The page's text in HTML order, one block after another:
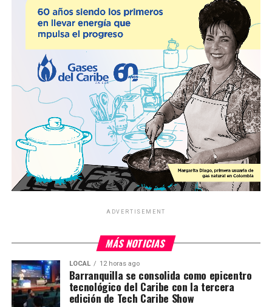
ADVERTISEMENT
MÁS NOTICIAS
LOCAL 12 horas ago
Barranquilla se consolida como epicentro
tecnológico del Caribe con la tercera
edición de Tech Caribe Show